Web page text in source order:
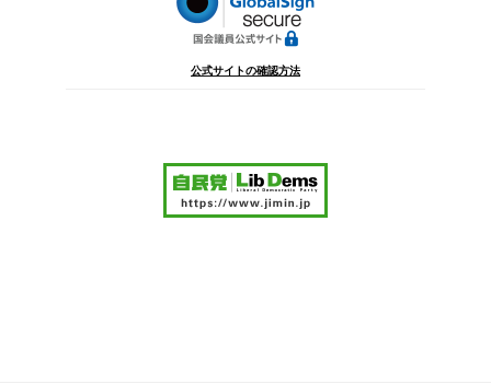
公式サイトの確認方法